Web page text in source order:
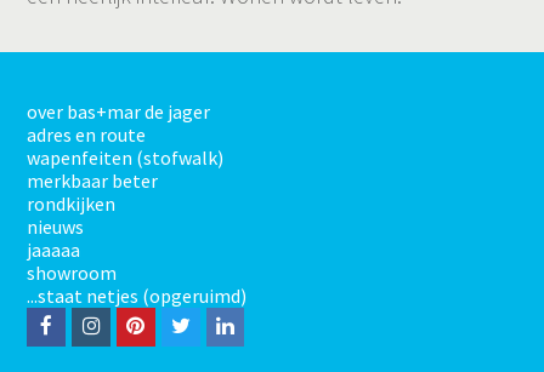
over bas+mar de jager
adres en route
wapenfeiten (stofwalk)
merkbaar beter
rondkijken
nieuws
jaaaaa
showroom
...staat netjes (opgeruimd)
I
T
L